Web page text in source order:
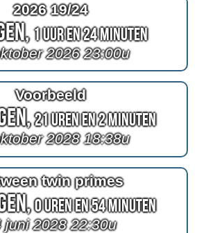
2026 19/24
1 Uur en 24 Minuten
2026 23:00u
Voorbeeld
21 Uren en 2 Minuten
2028 18:38u
twin primes
0 Uren en 54 Minuten
juni 2028 22:30u